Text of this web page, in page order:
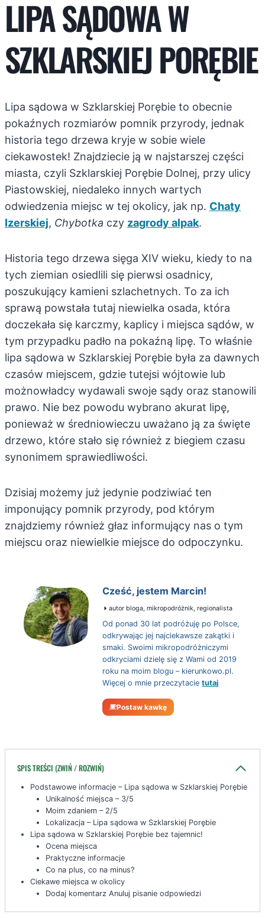
LIPA SĄDOWA W
SZKLARSKIEJ PORĘBIE
Lipa sądowa w Szklarskiej Porębie to obecnie
pokaźnych rozmiarów pomnik przyrody, jednak
historia tego drzewa kryje w sobie wiele
ciekawostek! Znajdziecie ją w najstarszej części
miasta, czyli Szklarskiej Porębie Dolnej, przy ulicy
Piastowskiej, niedaleko innych wartych
odwiedzenia miejsc w tej okolicy, jak np. Chaty
Izerskiej, Chybotka czy zagrody alpak.
Historia tego drzewa sięga XIV wieku, kiedy to na
tych ziemian osiedlili się pierwsi osadnicy,
poszukujący kamieni szlachetnych. To za ich
sprawą powstała tutaj niewielka osada, która
doczekała się karczmy, kaplicy i miejsca sądów, w
tym przypadku padło na pokaźną lipę. To właśnie
lipa sądowa w Szklarskiej Porębie była za dawnych
czasów miejscem, gdzie tutejsi wójtowie lub
możnowładcy wydawali swoje sądy oraz stanowili
prawo. Nie bez powodu wybrano akurat lipę,
ponieważ w średniowieczu uważano ją za święte
drzewo, które stało się również z biegiem czasu
synonimem sprawiedliwości.
Dzisiaj możemy już jedynie podziwiać ten
imponujący pomnik przyrody, pod którym
znajdziemy również głaz informujący nas o tym
miejscu oraz niewielkie miejsce do odpoczynku.
Cześć, jestem Marcin!
autor bloga, mikropodróżnik, regionalista
Od ponad 30 lat podróżuję po Polsce,
odkrywając jej najciekawsze zakątki i
smaki. Swoimi mikropodróżniczymi
odkryciami dzielę się z Wami od 2019
roku na moim blogu – kierunkowo.pl.
Więcej o mnie przeczytacietutaj
Postaw kawkę
SPIS TREŚCI (ZWIŃ / ROZWIŃ)
Podstawowe informacje – Lipa sądowa w Szklarskiej Porębie
Unikalność miejsca – 3/5
Moim zdaniem – 2/5
Lokalizacja – Lipa sądowa w Szklarskiej Porębie
Lipa sądowa w Szklarskiej Porębie bez tajemnic!
Ocena miejsca
Praktyczne informacje
Co na plus, co na minus?
Ciekawe miejsca w okolicy
Dodaj komentarz Anuluj pisanie odpowiedzi